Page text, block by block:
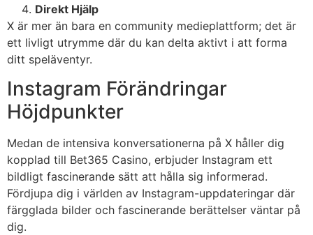
Direkt Hjälp
X är mer än bara en community medieplattform; det är
ett livligt utrymme där du kan delta aktivt i att forma
ditt speläventyr.
Instagram Förändringar
Höjdpunkter
Medan de intensiva konversationerna på X håller dig
kopplad till Bet365 Casino, erbjuder Instagram ett
bildligt fascinerande sätt att hålla sig informerad.
Fördjupa dig i världen av Instagram-uppdateringar där
färgglada bilder och fascinerande berättelser väntar på
dig.